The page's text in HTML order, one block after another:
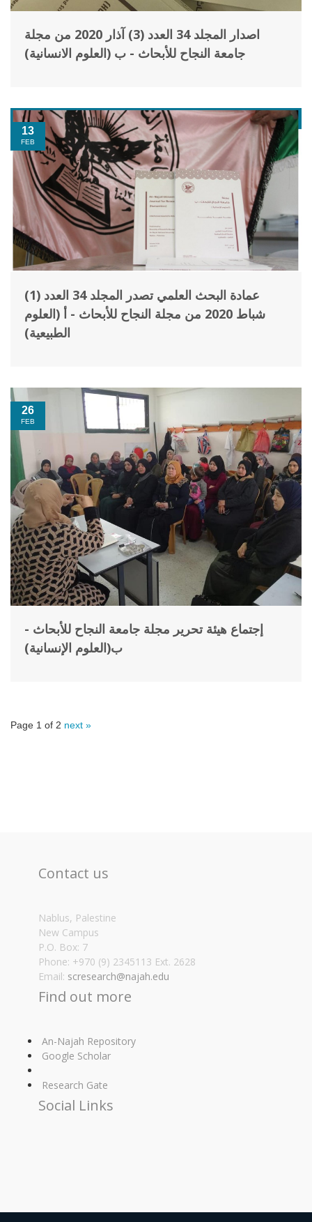
اصدار المجلد 34 العدد (3) آذار 2020 من مجلة
جامعة النجاح للأبحاث - ب (العلوم الانسانية)
13
FEB
عمادة البحث العلمي تصدر المجلد 34 العدد (1)
شباط 2020 من مجلة النجاح للأبحاث - أ (العلوم
الطبيعية)
26
FEB
إجتماع هيئة تحرير مجلة جامعة النجاح للأبحاث -
ب(العلوم الإنسانية)
Page 1 of 2 next »
Contact us
Nablus, Palestine
New Campus
P.O. Box: 7
Phone: +970 (9) 2345113 Ext. 2628
Email: scresearch@najah.edu
Find out more
An-Najah Repository
Google Scholar
Research Gate
Social Links